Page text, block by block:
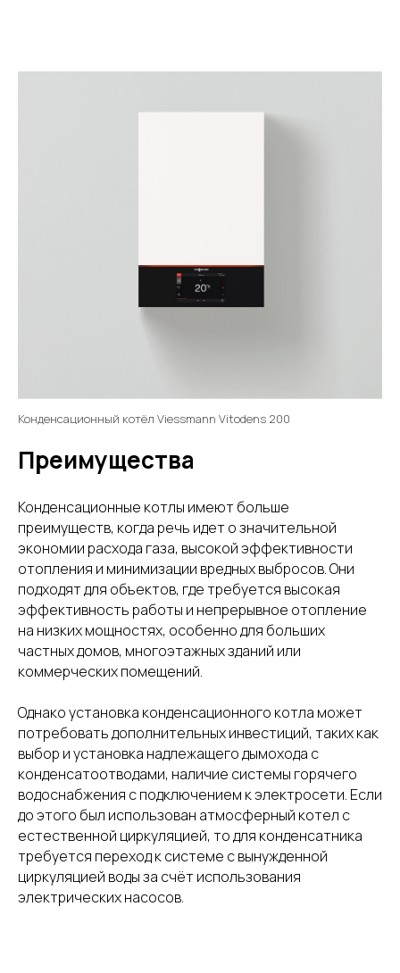
Конденсационный котёл Viessmann Vitodens 200
Преимущества
Конденсационные котлы имеют больше
преимуществ, когда речь идет о значительной
экономии расхода газа, высокой эффективности
отопления и минимизации вредных выбросов. Они
подходят для объектов, где требуется высокая
эффективность работы и непрерывное отопление
на низких мощностях, особенно для больших
частных домов, многоэтажных зданий или
коммерческих помещений.
Однако установка конденсационного котла может
потребовать дополнительных инвестиций, таких как
выбор и установка надлежащего дымохода с
конденсатоотводами, наличие системы горячего
водоснабжения с подключением к электросети. Если
до этого был использован атмосферный котел с
естественной циркуляцией, то для конденсатника
требуется переход к системе с вынужденной
циркуляцией воды за счёт использования
электрических насосов.